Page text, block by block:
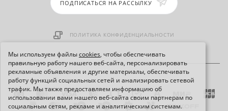
Мы используем файлыcookies, чтобы обеспечивать
правильную работу нашего веб-сайта, персонализировать
рекламные объявления и другие материалы, обеспечивать
работу функций социальных сетей и анализировать сетевой
трафик. Мы также предоставляем информацию об
использовании вами нашего веб-сайта своим партнерам по
социальным сетям, рекламе и аналитическим системам.
ПОДПИСАТЬСЯ НА РАССЫЛКУ
ПОЛИТИКА КОНФИДЕНЦИАЛЬНОСТИ